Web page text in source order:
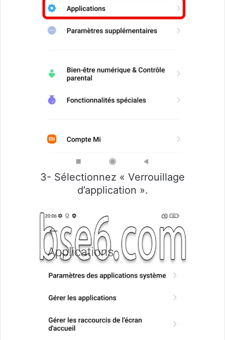
3- Sélectionnez « Verrouillage
d’application ».